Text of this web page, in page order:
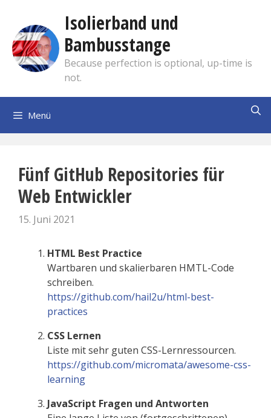
springen
Isolierband und
Bambusstange
Because perfection is optional, up-time is
not.
Menü
Fünf GitHub Repositories für
Web Entwickler
15. Juni 2021
HTML Best Practice
Wartbaren und skalierbaren HMTL-Code
schreiben.
https://github.com/hail2u/html-best-
practices
CSS Lernen
Liste mit sehr guten CSS-Lernressourcen.
https://github.com/micromata/awesome-css-
learning
JavaScript Fragen und Antworten